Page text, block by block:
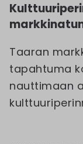
Taaran
tapahtuma
nauttimaan